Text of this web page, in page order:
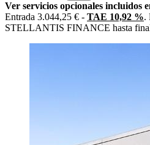
Ver servicios opcionales incluidos
Entrada 3.044,25 € - TAE 10,92 %.
STELLANTIS FINANCE hasta